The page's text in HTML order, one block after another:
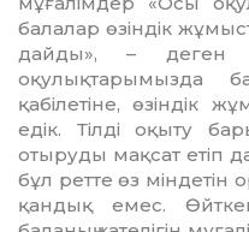
балалар өзіндік
дай­ды», – деген
оқулықтарымызда
қабілетіне, өзіндік
едік. Тілді оқыту
отыруды мақсат етіп
бұл ретте өз
қандық емес.